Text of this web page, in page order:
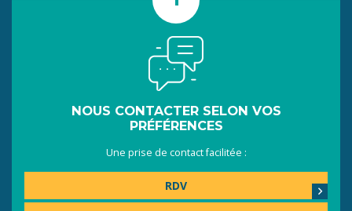
NOUS CONTACTER SELON VOS
PRÉFÉRENCES
Une prise de contact facilitée :
RDV